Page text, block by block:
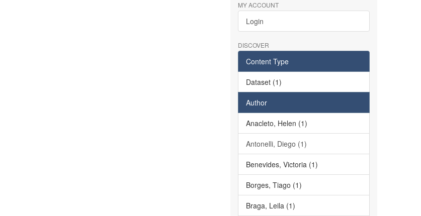
MY ACCOUNT
Login
DISCOVER
Content Type
Dataset (1)
Author
Anacleto, Helen (1)
Antonelli, Diego (1)
Benevides, Victoria (1)
Borges, Tiago (1)
Braga, Leila (1)